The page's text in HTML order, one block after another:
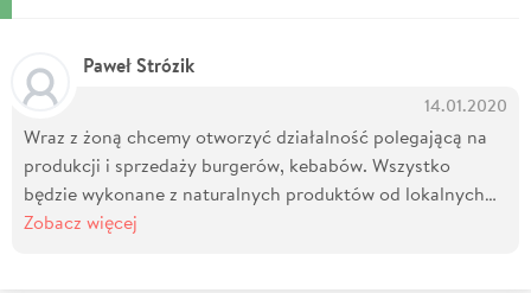
Paweł Strózik
14.01.2020
Wraz z żoną chcemy otworzyć działalność polegającą na
produkcji i sprzedaży burgerów, kebabów. Wszystko
będzie wykonane z naturalnych produktów od lokalnych…
Zobacz więcej